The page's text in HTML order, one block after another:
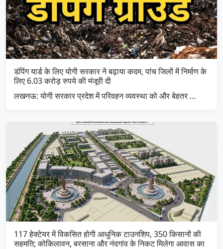
डंपिंग यार्ड के लिए योगी सरकार ने बढ़ाया कदम, पांच जिलों में निर्माण के
लिए 6.03 करोड़ रुपये की मंजूरी दी
लखनऊ: योगी सरकार प्रदेश में परिवहन व्यवस्था को और बेहतर …
117 हेक्टेयर में विकसित होगी आधुनिक टाउनशिप, 350 किसानों की
सहमति; कोकिलावन, बरसाना और नंदगांव के निकट मिलेगा आवास का